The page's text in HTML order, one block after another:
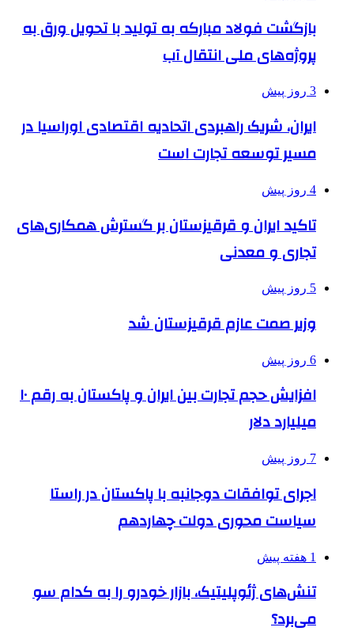
بازگشت فولاد مبارکه به تولید با تحویل ورق به
پروژه‌های ملی انتقال آب
3 روز پیش
ایران، شریک راهبردی اتحادیه اقتصادی اوراسیا در
مسیر توسعه تجارت است
4 روز پیش
تاکید ایران و قرقیزستان بر گسترش همکاری‌های
تجاری و معدنی
5 روز پیش
وزیر صمت عازم قرقیزستان شد
6 روز پیش
افزایش حجم تجارت بین ایران و پاکستان به رقم ۱۰
میلیارد دلار
7 روز پیش
اجرای توافقات دوجانبه با پاکستان در راستا
سیاست محوری دولت چهاردهم
1 هفته پیش
تنش‌های ژئوپلیتیک، بازار خودرو را به کدام سو
می‌برد؟